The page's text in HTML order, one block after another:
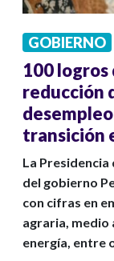
GOBIERNO
100 logros
reducción
transición
La Presidencia
del gobierno
con cifras en
agraria, medio
energía, entre